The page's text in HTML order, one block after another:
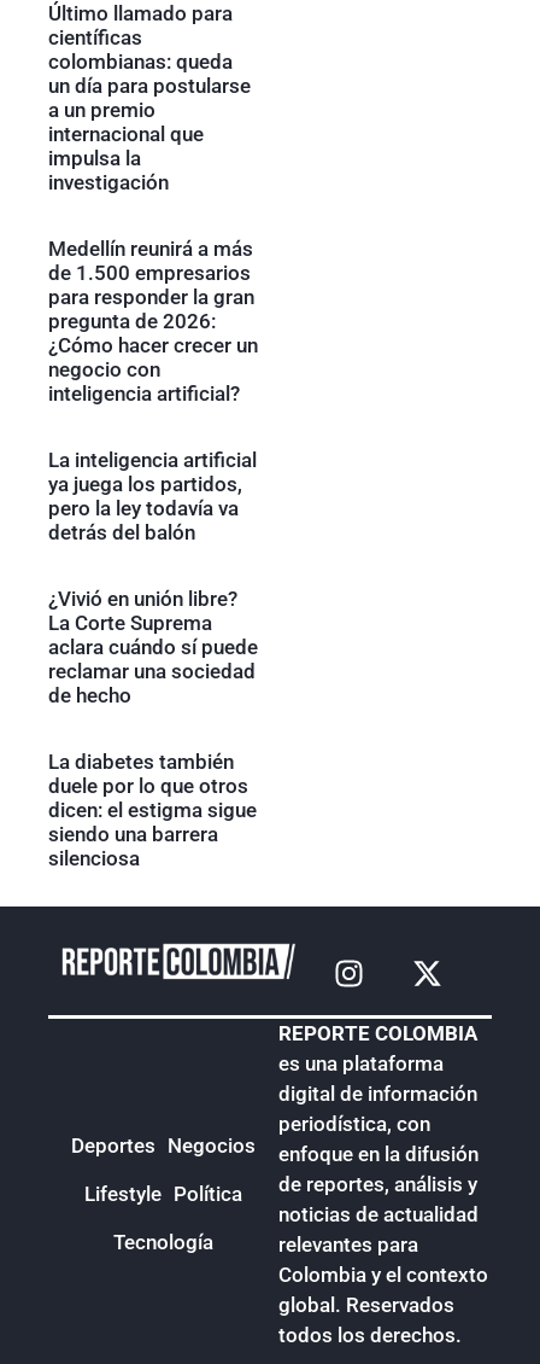
Último llamado para
científicas
colombianas: queda
un día para postularse
a un premio
internacional que
impulsa la
investigación
Medellín reunirá a más
de 1.500 empresarios
para responder la gran
pregunta de 2026:
¿Cómo hacer crecer un
negocio con
inteligencia artificial?
La inteligencia artificial
ya juega los partidos,
pero la ley todavía va
detrás del balón
¿Vivió en unión libre?
La Corte Suprema
aclara cuándo sí puede
reclamar una sociedad
de hecho
La diabetes también
duele por lo que otros
dicen: el estigma sigue
siendo una barrera
silenciosa
Deportes Negocios
Lifestyle Política
Tecnología
REPORTE COLOMBIA
es una plataforma
digital de información
periodística, con
enfoque en la difusión
de reportes, análisis y
noticias de actualidad
relevantes para
Colombia y el contexto
global. Reservados
todos los derechos.